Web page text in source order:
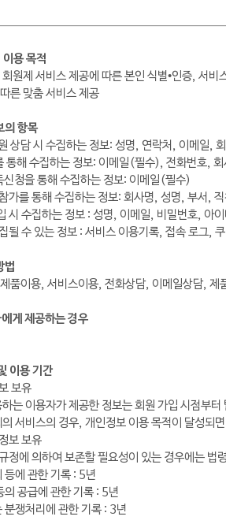
이용 목적
원제 서비스 제공에 따른 본인 식별•인증, 서
른 맞춤 서비스 제공
의 항목
상담 시 수집하는 정보: 성명, 연락처, 이메일,
통해 수집하는 정보: 이메일(필수), 전화번호,
청을 통해 수집하는 정보: 이메일(필수)
가를 통해 수집하는 정보: 회사명, 성명, 부서,
시 수집하는 정보 : 성명, 이메일, 비밀번호, 아
될 수 있는 정보 : 서비스 이용기록, 접속 로그,
법
품이용, 서비스이용, 전화상담, 이메일상담, 제
게 제공하는 경우
이용 기간
보유
는 이용자가 제공한 정보는 회원 가입 시점부
서비스의 경우, 개인정보 이용 목적이 달성되
보 보유
정에 의하여 보존할 필요성이 있는 경우에는 법
등에 관한 기록 : 5년
공급에 관한 기록 : 5년
분쟁처리에 관한 기록 : 3년